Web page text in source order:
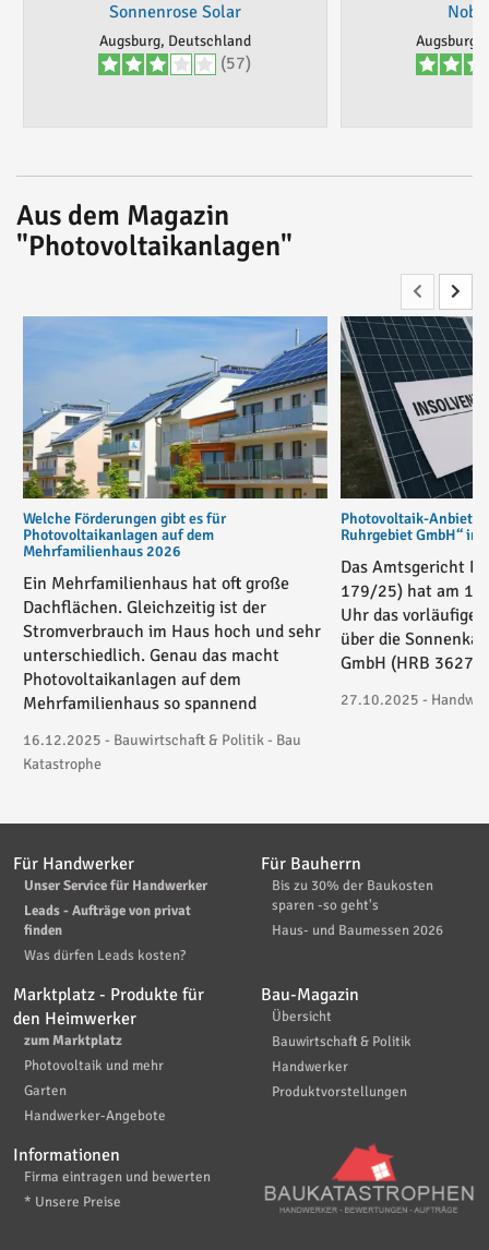
Sonnenrose Solar
Augsburg, Deutschland
(57)
Augsburg,
Aus dem Magazin
"Photovoltaikanlagen"
Welche Förderungen gibt es für
Photovoltaikanlagen auf dem
Mehrfamilienhaus 2026
Ein Mehrfamilienhaus hat oft große
Dachflächen. Gleichzeitig ist der
Stromverbrauch im Haus hoch und sehr
unterschiedlich. Genau das macht
Photovoltaikanlagen auf dem
Mehrfamilienhaus so spannend
16.12.2025 - Bauwirtschaft & Politik - Bau
Katastrophe
Photovoltaik-Anbieter
Ruhrgebiet GmbH“ in
Das Amtsgericht
179/25) hat am
Uhr das vorläufige
über die
GmbH (HRB
27.10.2025 -
Für Handwerker
Unser Service für Handwerker
Leads - Aufträge von privat
finden
Was dürfen Leads kosten?
Für Bauherrn
Bis zu 30% der Baukosten
sparen -so geht's
Haus- und Baumessen 2026
Marktplatz - Produkte für
den Heimwerker
zum Marktplatz
Photovoltaik und mehr
Garten
Handwerker-Angebote
Bau-Magazin
Übersicht
Bauwirtschaft & Politik
Handwerker
Produktvorstellungen
Informationen
Firma eintragen und bewerten
* Unsere Preise